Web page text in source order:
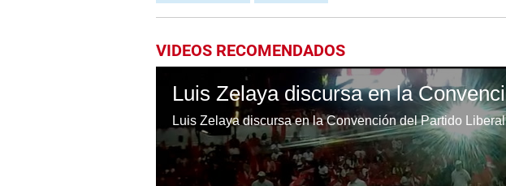
VIDEOS RECOMENDADOS
Luis Zelaya discursa en la Convención del Partido Liberal